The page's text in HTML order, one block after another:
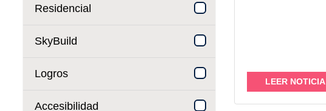
Residencial
SkyBuild
Logros
Accesibilidad
exigente,...
LEER NOTICIA